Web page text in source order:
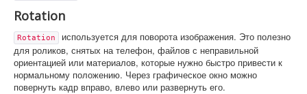
Rotation
Rotation
используется для поворота изображения. Это полезно
для роликов, снятых на телефон, файлов с неправильной
ориентацией или материалов, которые нужно быстро привести к
нормальному положению. Через графическое окно можно
повернуть кадр вправо, влево или развернуть его.